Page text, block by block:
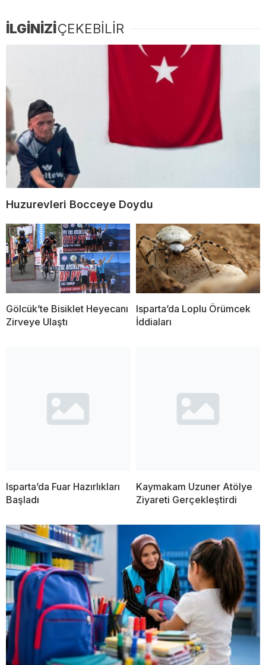
İLGİNİZİÇEKEBİLİR
Huzurevleri Bocceye Doydu
Gölcük’te Bisiklet Heyecanı
Zirveye Ulaştı
Isparta’da Loplu Örümcek
İddiaları
Isparta’da Fuar Hazırlıkları
Başladı
Kaymakam Uzuner Atölye
Ziyareti Gerçekleştirdi